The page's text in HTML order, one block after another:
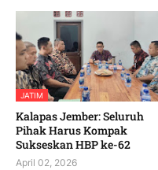
JATIM
Kalapas Jember: Seluruh
Pihak Harus Kompak
Sukseskan HBP ke-62
April 02, 2026